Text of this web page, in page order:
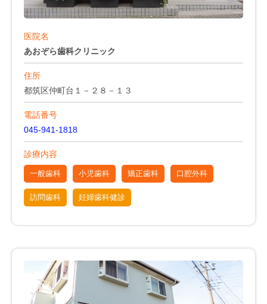
医院名
あおぞら歯科クリニック
住所
都筑区仲町台１－２８－１３
電話番号
045-941-1818
診療内容
一般歯科 小児歯科 矯正歯科 口腔外科
訪問歯科 妊婦歯科健診